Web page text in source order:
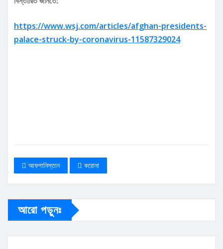
https://www.wsj.com/articles/afghan-presidents-
palace-struck-by-coronavirus-11587329024
আফগানিস্তান করোনা
আরো পড়ুনঃ